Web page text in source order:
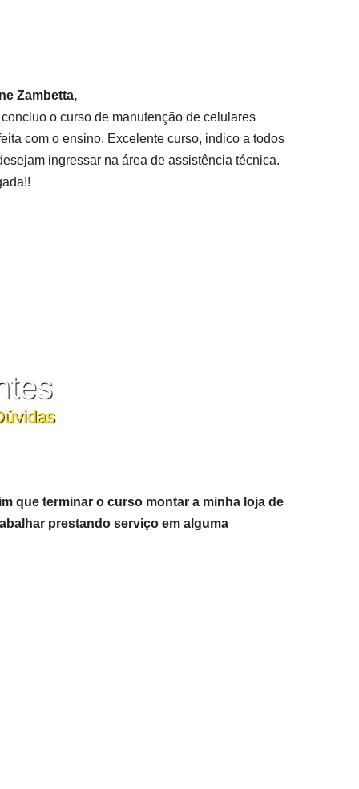
Zambetta,
o curso de manutenção de celulares
com o ensino. Excelente curso, indico a todos
ingressar na área de assistência técnica.
que terminar o curso montar a minha loja de
prestando serviço em alguma